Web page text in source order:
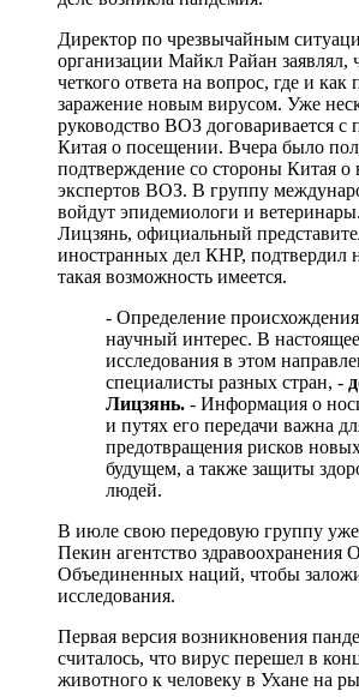
Директор по чрезвычайным
организации Майкл Райан заявлял,
четкого ответа на вопрос, где и
заражение новым вирусом. Уже
руководство ВОЗ договаривается с
Китая о посещении. Вчера было
подтверждение со стороны Китая о
экспертов ВОЗ. В группу
войдут эпидемиологи и
Лицзянь, официальный
иностранных дел КНР, подтвердил
такая возможность имеется.
- Определение
научный интерес. В
исследования в этом
специалисты разных стран, -
Лицзянь. - Информация о
и путях его передачи важна
предотвращения рисков
будущем, а также защиты
людей.
В июле свою передовую группу уже
Пекин агентство здравоохранения
Объединенных наций, чтобы
исследования.
Первая версия возникновения
считалось, что вирус перешел в
животного к человеку в Ухане на